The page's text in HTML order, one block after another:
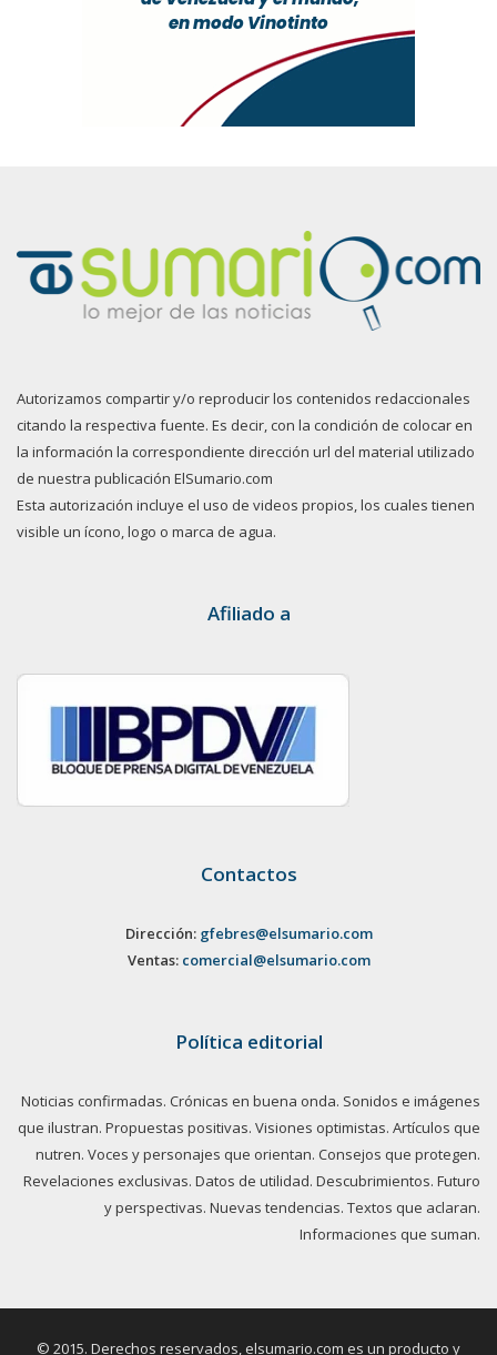
Autorizamos compartir y/o reproducir los contenidos redaccionales
citando la respectiva fuente. Es decir, con la condición de colocar en
la información la correspondiente dirección url del material utilizado
de nuestra publicación ElSumario.com
Esta autorización incluye el uso de videos propios, los cuales tienen
visible un ícono, logo o marca de agua.
Afiliado a
Contactos
Dirección: gfebres@elsumario.com
Ventas: comercial@elsumario.com
Política editorial
Noticias confirmadas. Crónicas en buena onda. Sonidos e imágenes
que ilustran. Propuestas positivas. Visiones optimistas. Artículos que
nutren. Voces y personajes que orientan. Consejos que protegen.
Revelaciones exclusivas. Datos de utilidad. Descubrimientos. Futuro
y perspectivas. Nuevas tendencias. Textos que aclaran.
Informaciones que suman.
© 2015. Derechos reservados, elsumario.com es un producto y